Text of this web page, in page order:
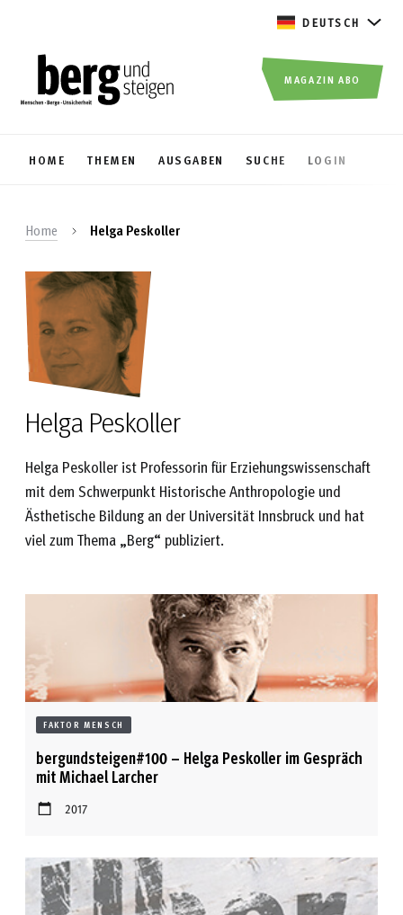
DEUTSCH
HOME THEMEN AUSGABEN SUCHE LOGIN
MAGAZIN ABO
Home Helga Peskoller
Helga Peskoller
Helga Peskoller ist Professorin für Erziehungswissenschaft
mit dem Schwerpunkt Historische Anthropologie und
Ästhetische Bildung an der Universität Innsbruck und hat
viel zum Thema „Berg“ publiziert.
FAKTOR MENSCH
bergundsteigen#100 – Helga Peskoller im Gespräch
mit Michael Larcher
2017